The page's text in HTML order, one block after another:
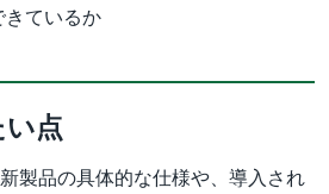
ているか
点
製品の具体的な仕様や、導入され